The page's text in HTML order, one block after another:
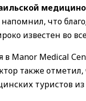
что
известен во
Manor Medical
также
туристов из